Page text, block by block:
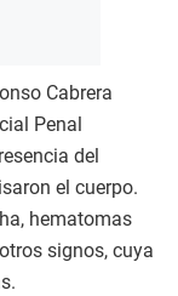
Cabrera
Penal
del
el cuerpo.
hematomas
signos, cuya